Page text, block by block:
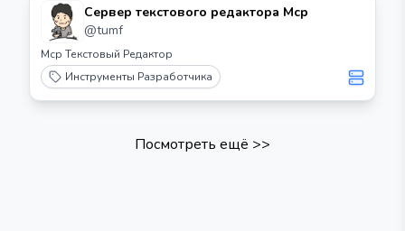
Сервер текстового редактора Mcp
@tumf
Mcp Текстовый Редактор
Инструменты Разработчика
Посмотреть ещё >>